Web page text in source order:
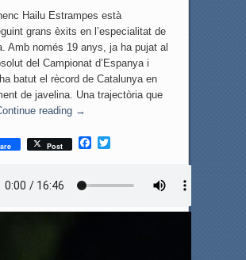
Hailu Estrampes està
grans èxits en l’especialitat de
Amb només 19 anys, ja ha pujat al
del Campionat d’Espanya i
batut el rècord de Catalunya en
de javelina. Una trajectòria que
reading →
Post
F
T